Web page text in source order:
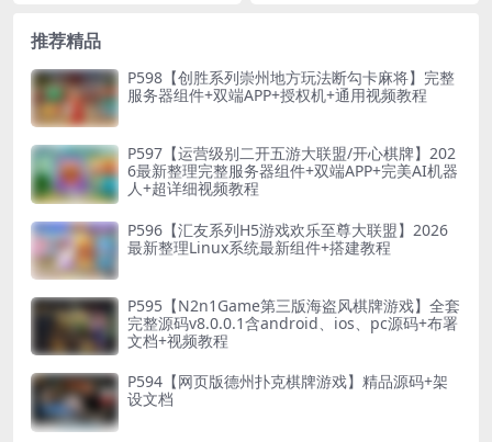
推荐精品
P598【创胜系列崇州地方玩法断勾卡麻将】完整
服务器组件+双端APP+授权机+通用视频教程
P597【运营级别二开五游大联盟/开心棋牌】202
6最新整理完整服务器组件+双端APP+完美AI机器
人+超详细视频教程
P596【汇友系列H5游戏欢乐至尊大联盟】2026
最新整理Linux系统最新组件+搭建教程
P595【N2n1Game第三版海盗风棋牌游戏】全套
完整源码v8.0.0.1含android、ios、pc源码+布署
文档+视频教程
P594【网页版德州扑克棋牌游戏】精品源码+架
设文档